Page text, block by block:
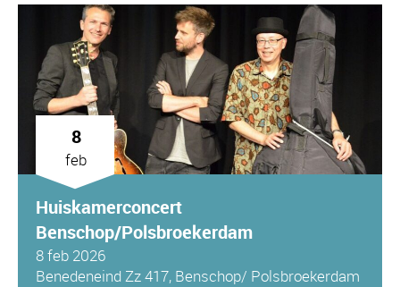
8
feb
Huiskamerconcert
Benschop/Polsbroekerdam
8 feb 2026
Benedeneind Zz 417, Benschop/ Polsbroekerdam